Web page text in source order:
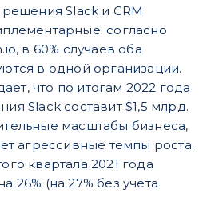
Slack и CRM
согласно
в 60% случаев оба
в одной организации.
что по итогам 2022 года
Slack составит $1,5 млрд.
масштабы бизнеса,
агрессивные темпы роста.
квартала 2021 года
26% (на 27% без учета